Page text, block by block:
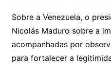
Sobre a Venezuela, o
Nicolás Maduro sobre a
acompanhadas por
para fortalecer a